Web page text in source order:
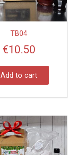
TB04
€10.50
Add to cart